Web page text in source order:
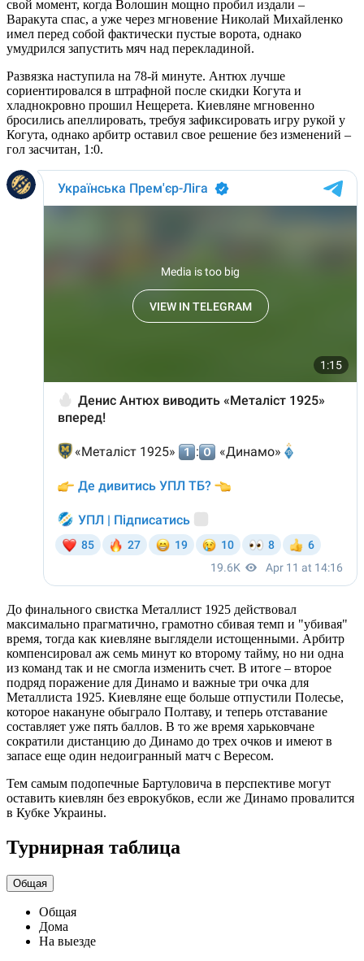
свой момент, когда Волошин мощно пробил издали –
Варакута спас, а уже через мгновение Николай Михайленко
имел перед собой фактически пустые ворота, однако
умудрился запустить мяч над перекладиной.
Развязка наступила на 78-й минуте. Антюх лучше
сориентировался в штрафной после скидки Когута и
хладнокровно прошил Нещерета. Киевляне мгновенно
бросились апеллировать, требуя зафиксировать игру рукой у
Когута, однако арбитр оставил свое решение без изменений –
гол засчитан, 1:0.
До финального свистка Металлист 1925 действовал
максимально прагматично, грамотно сбивая темп и "убивая"
время, тогда как киевляне выглядели истощенными. Арбитр
компенсировал аж семь минут ко второму тайму, но ни одна
из команд так и не смогла изменить счет. В итоге – второе
подряд поражение для Динамо и важные три очка для
Металлиста 1925. Киевляне еще больше отпустили Полесье,
которое накануне обыграло Полтаву, и теперь отставание
составляет уже пять баллов. В то же время харьковчане
сократили дистанцию до Динамо до трех очков и имеют в
запасе еще один недоигранный матч с Вересом.
Тем самым подопечные Бартуловича в перспективе могут
оставить киевлян без еврокубков, если же Динамо провалится
в Кубке Украины.
Турнирная таблица
Общая
Общая
Дома
На выезде